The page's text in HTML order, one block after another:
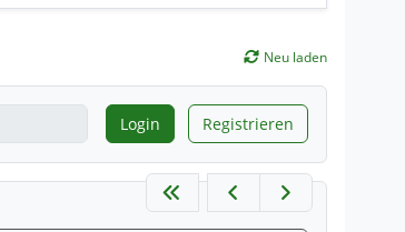
Neu laden
Login Registrieren